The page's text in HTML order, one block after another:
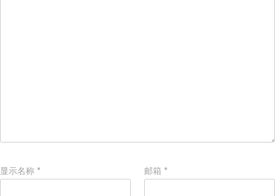
显示名称 * 邮箱 *